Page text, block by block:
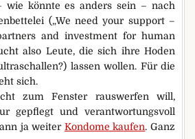
wie könnte es anders sein – nach
(„We need your support –
and investment for human
also Leute, die sich ihre Hoden
lassen wollen. Für die
sich.
zum Fenster rauswerfen will,
gepflegt und verantwortungsvoll
ja weiter Kondome kaufen. Ganz